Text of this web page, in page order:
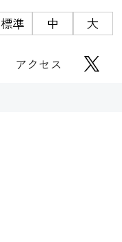
標準 中 大
アクセス